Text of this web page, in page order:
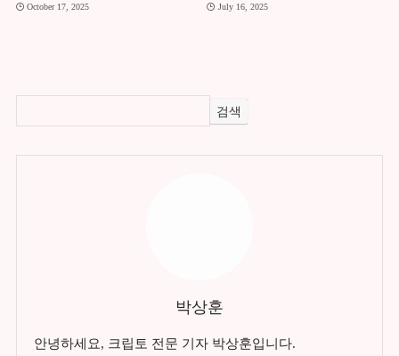
October 17, 2025 July 16, 2025
검색
박상훈
안녕하세요, 크립토 전문 기자 박상훈입니다.